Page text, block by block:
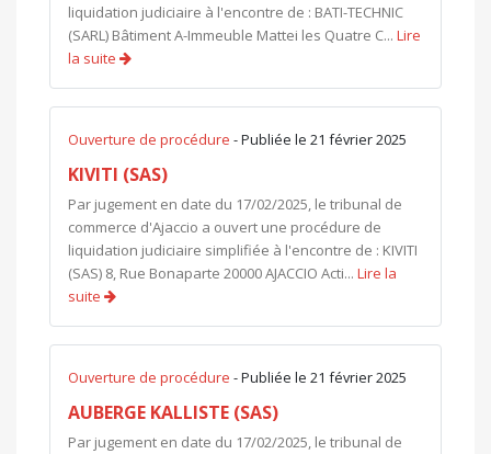
liquidation judiciaire à l'encontre de : BATI-TECHNIC
(SARL) Bâtiment A-Immeuble Mattei les Quatre C... Lire
la suite
Ouverture de procédure - Publiée le 21 février 2025
KIVITI (SAS)
Par jugement en date du 17/02/2025, le tribunal de
commerce d'Ajaccio a ouvert une procédure de
liquidation judiciaire simplifiée à l'encontre de : KIVITI
(SAS) 8, Rue Bonaparte 20000 AJACCIO Acti... Lire la
suite
Ouverture de procédure - Publiée le 21 février 2025
AUBERGE KALLISTE (SAS)
Par jugement en date du 17/02/2025, le tribunal de